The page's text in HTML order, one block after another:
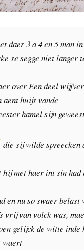
daer 3 a 4 en 5 man
se segge niet langer
over Een deel
aent huijs vande
hamel sijn
die sij wilde spreecken
hij met haer int sin had
en nu so swaer belast
vrij van volck was,
gelijck de witte inde
waert